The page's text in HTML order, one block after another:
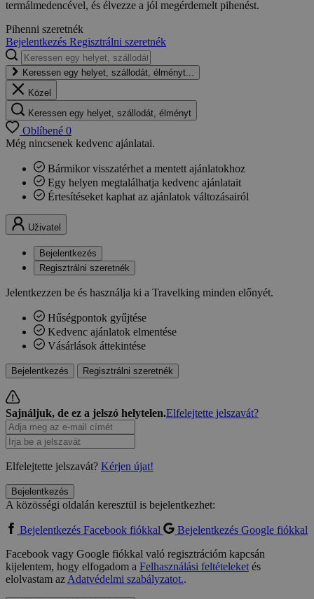
termálmedencével, és élvezze a jól megérdemelt pihenést.
Pihenni szeretnék
Bejelentkezés Regisztrálni szeretnék
Keressen egy helyet, szállodát, élményt...
Közel
Keressen egy helyet, szállodát, élményt
Oblíbené 0
Még nincsenek kedvenc ajánlatai.
Bármikor visszatérhet a mentett ajánlatokhoz
Egy helyen megtalálhatja kedvenc ajánlatait
Értesítéseket kaphat az ajánlatok változásairól
Uživatel
Bejelentkezés
Regisztrálni szeretnék
Jelentkezzen be és használja ki a Travelking minden előnyét.
Hűségpontok gyűjtése
Kedvenc ajánlatok elmentése
Vásárlások áttekintése
Bejelentkezés Regisztrálni szeretnék
Sajnáljuk, de ez a jelszó helytelen.Elfelejtette jelszavát?
Elfelejtette jelszavát? Kérjen újat!
Bejelentkezés
A közösségi oldalán keresztül is bejelentkezhet:
Bejelentkezés Facebook fiókkal
Bejelentkezés Google fiókkal
Facebook vagy Google fiókkal való regisztrációm kapcsán
kijelentem, hogy elfogadom a Felhasználási feltételeketés
elolvastam azAdatvédelmi szabályzatot..